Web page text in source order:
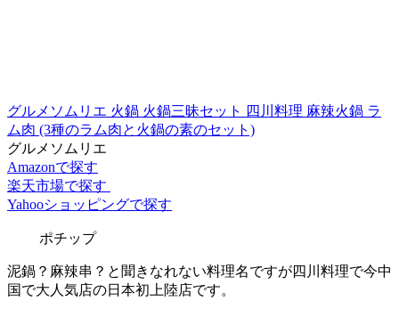
グルメソムリエ 火鍋 火鍋三昧セット 四川料理 麻辣火鍋 ラ
ム肉 (3種のラム肉と火鍋の素のセット)
グルメソムリエ
Amazonで探す
楽天市場で探す
Yahooショッピングで探す
ポチップ
泥鍋？麻辣串？と聞きなれない料理名ですが四川料理で今中
国で大人気店の日本初上陸店です。